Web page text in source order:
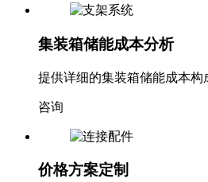
集装箱储能成本分析
提供详细的集装箱储能成本构
咨询
价格方案定制